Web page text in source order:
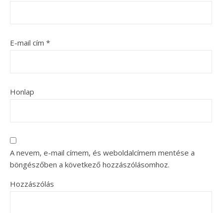
E-mail cím *
Honlap
A nevem, e-mail címem, és weboldalcímem mentése a
böngészőben a következő hozzászólásomhoz.
Hozzászólás